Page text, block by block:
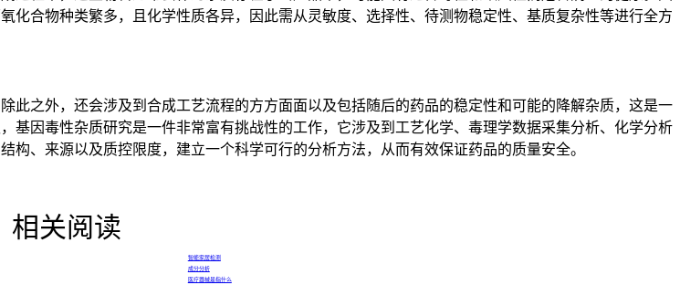
化合物种类繁多，且化学性质各异，因此需从灵敏度、选择性、待测物稳定性、基质复杂性等进行全方
此之外，还会涉及到合成工艺流程的方方面面以及包括随后的药品的稳定性和可能的降解杂质，这是一
因毒性杂质研究是一件非常富有挑战性的工作，它涉及到工艺化学、毒理学数据采集分析、化学分析
、来源以及质控限度，建立一个科学可行的分析方法，从而有效保证药品的质量安全。
相关阅读
智能家居检测
成分分析
医疗器械是指什么